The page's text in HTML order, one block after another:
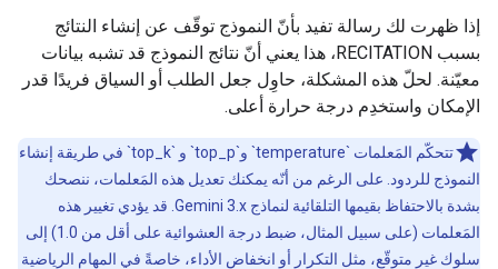
إذا ظهرت لك رسالة تفيد بأنّ النموذج توقّف عن إنشاء النتائج
بسبب RECITATION، هذا يعني أنّ نتائج النموذج قد تشبه بيانات
معيّنة. لحلّ هذه المشكلة، حاوِل جعل الطلب أو السياق فريدًا قدر
الإمكان واستخدِم درجة حرارة أعلى.
تتحكّم المَعلمات `temperature` و`top_p` و `top_k` في طريقة إنشاء
النموذج للردود. على الرغم من أنّه يمكنك تعديل هذه المَعلمات، ننصحك
بشدة بالاحتفاظ بقيمها التلقائية لنماذج Gemini 3.x. قد يؤدي تغيير هذه
المَعلمات (على سبيل المثال، ضبط درجة العشوائية على أقل من 1.0) إلى
سلوك غير متوقّع، مثل التكرار أو انخفاض الأداء، خاصةً في المهام الرياضية